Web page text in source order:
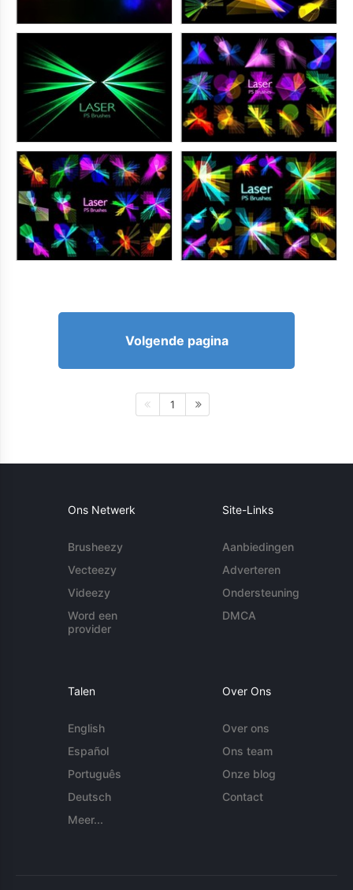
Volgende pagina
1
Ons Netwerk
Brusheezy
Vecteezy
Videezy
Word een
provider
Site-Links
Aanbiedingen
Adverteren
Ondersteuning
DMCA
Talen
English
Español
Português
Deutsch
Meer...
Over Ons
Over ons
Ons team
Onze blog
Contact